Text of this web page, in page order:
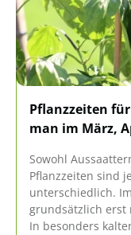
Pflanzzeiten
man im März,
Sowohl
Pflanzzeiten sind
unterschiedlich.
grundsätzlich erst
In besonders